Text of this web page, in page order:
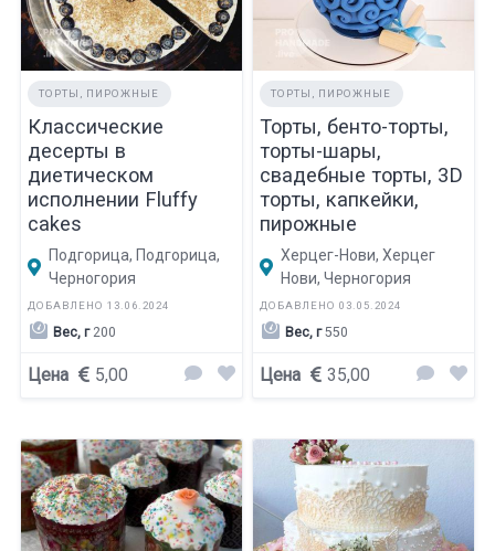
ТОРТЫ, ПИРОЖНЫЕ
Классические
десерты в
диетическом
исполнении Fluffy
cakes
Подгорица, Подгорица,
Черногория
ДОБАВЛЕНО 13.06.2024
Вес, г200
Цена 5,00
ТОРТЫ, ПИРОЖНЫЕ
Торты, бенто-торты,
торты-шары,
свадебные торты, 3D
торты, капкейки,
пирожные
Херцег-Нови, Херцег
Нови, Черногория
ДОБАВЛЕНО 03.05.2024
Вес, г550
Цена 35,00